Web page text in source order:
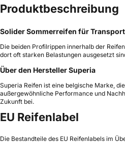
Produktbeschreibung
Solider Sommerreifen für
Die beiden Profilrippen innerhalb der
dort oft starken Belastungen ausgesetzt
Über den Hersteller Superia
Superia Reifen ist eine belgische Marke,
außergewöhnliche Performance und
Zukunft bei.
EU Reifenlabel
Die Bestandteile des EU Reifenlabels im